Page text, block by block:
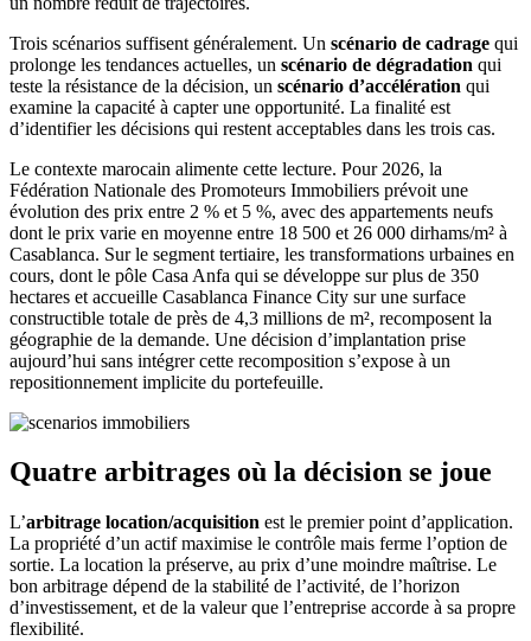
Trois scénarios suffisent généralement. Un scénario de cadrage qui
prolonge les tendances actuelles, un scénario de dégradation qui
teste la résistance de la décision, un scénario d’accélération qui
examine la capacité à capter une opportunité. La finalité est
d’identifier les décisions qui restent acceptables dans les trois cas.
Le contexte marocain alimente cette lecture. Pour 2026, la
Fédération Nationale des Promoteurs Immobiliers prévoit une
évolution des prix entre 2 % et 5 %, avec des appartements neufs
dont le prix varie en moyenne entre 18 500 et 26 000 dirhams/m² à
Casablanca. Sur le segment tertiaire, les transformations urbaines en
cours, dont le pôle Casa Anfa qui se développe sur plus de 350
hectares et accueille Casablanca Finance City sur une surface
constructible totale de près de 4,3 millions de m², recomposent la
géographie de la demande. Une décision d’implantation prise
aujourd’hui sans intégrer cette recomposition s’expose à un
repositionnement implicite du portefeuille.
Quatre arbitrages où la décision se joue
L’arbitrage location/acquisition est le premier point d’application.
La propriété d’un actif maximise le contrôle mais ferme l’option de
sortie. La location la préserve, au prix d’une moindre maîtrise. Le
bon arbitrage dépend de la stabilité de l’activité, de l’horizon
d’investissement, et de la valeur que l’entreprise accorde à sa propre
flexibilité.